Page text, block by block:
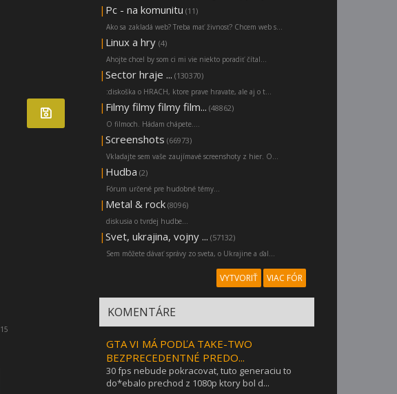
15
| Pc - na komunitu (11)
Ako sa zakladá web? Treba mať živnosť? Chcem web s...
| Linux a hry (4)
Ahojte chcel by som ci mi vie niekto poradiť čítal...
| Sector hraje ... (130370)
:diskoška o HRACH, ktore prave hravate, ale aj o t...
| Filmy filmy filmy film... (48862)
O filmoch. Hádam chápete....
| Screenshots (66973)
Vkladajte sem vaše zaujímavé screenshoty z hier. O...
| Hudba (2)
Fórum určené pre hudobné témy...
| Metal & rock (8096)
diskusia o tvrdej hudbe...
| Svet, ukrajina, vojny ... (57132)
Sem môžete dávať správy zo sveta, o Ukrajine a ďal...
VYTVORIŤ VIAC FÓR
KOMENTÁRE
GTA VI MÁ PODĽA TAKE-TWO
BEZPRECEDENTNÉ PREDO...
30 fps nebude pokracovat, tuto generaciu to
do*ebalo prechod z 1080p ktory bol d...